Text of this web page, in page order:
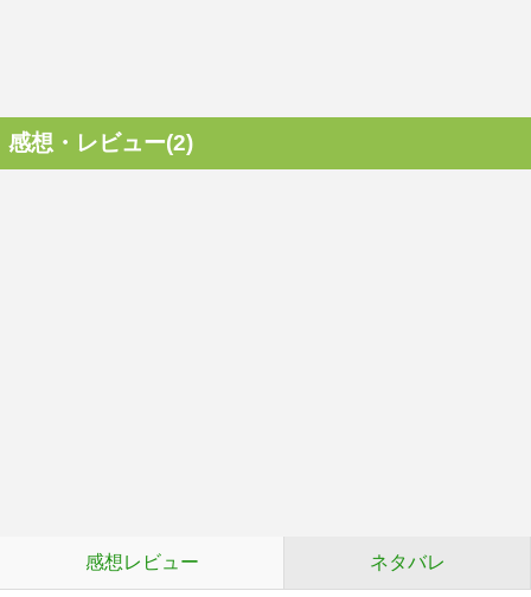
感想・レビュー(2)
感想レビュー ネタバレ